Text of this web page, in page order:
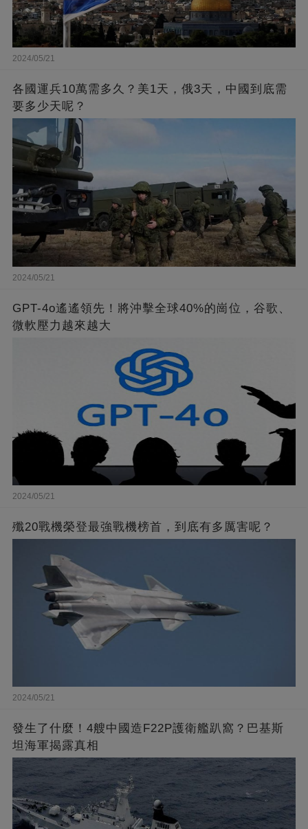
2024/05/21
各國運兵10萬需多久？美1天，俄3天，中國到底需
要多少天呢？
2024/05/21
GPT-4o遙遙領先！將沖擊全球40%的崗位，谷歌、
微軟壓力越來越大
2024/05/21
殲20戰機榮登最強戰機榜首，到底有多厲害呢？
2024/05/21
發生了什麼！4艘中國造F22P護衛艦趴窩？巴基斯
坦海軍揭露真相